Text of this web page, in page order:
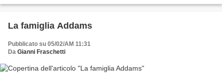
La famiglia Addams
Pubblicato su 05/02/AM 11:31
Da Gianni Fraschetti